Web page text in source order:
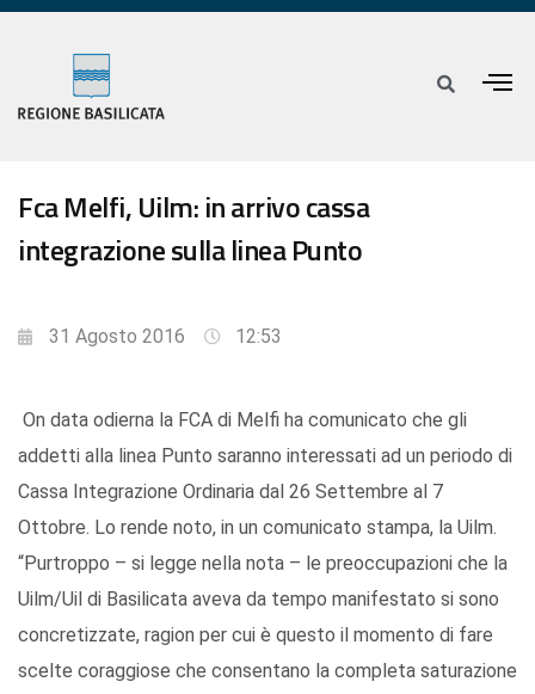
Fca Melfi, Uilm: in arrivo cassa
integrazione sulla linea Punto
31 Agosto 2016 12:53
On data odierna la FCA di Melfi ha comunicato che gli
addetti alla linea Punto saranno interessati ad un periodo di
Cassa Integrazione Ordinaria dal 26 Settembre al 7
Ottobre. Lo rende noto, in un comunicato stampa, la Uilm.
“Purtroppo – si legge nella nota – le preoccupazioni che la
Uilm/Uil di Basilicata aveva da tempo manifestato si sono
concretizzate, ragion per cui è questo il momento di fare
scelte coraggiose che consentano la completa saturazione